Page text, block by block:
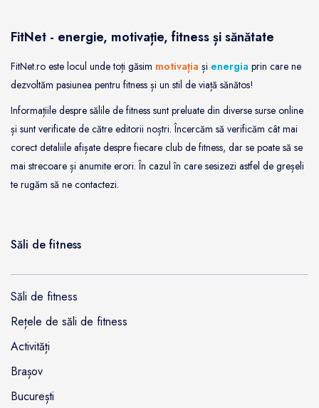
FitNet - energie, motivație, fitness și sănătate
FitNet.ro este locul unde toți găsim motivația și energia prin care ne
dezvoltăm pasiunea pentru fitness și un stil de viață sănătos!
Informațiile despre sălile de fitness sunt preluate din diverse surse online
și sunt verificate de către editorii noștri. Încercăm să verificăm cât mai
corect detaliile afișate despre fiecare club de fitness, dar se poate să se
mai strecoare și anumite erori. În cazul în care sesizezi astfel de greșeli
te rugăm să ne contactezi.
Săli de fitness
Săli de fitness
Rețele de săli de fitness
Activități
Brașov
București